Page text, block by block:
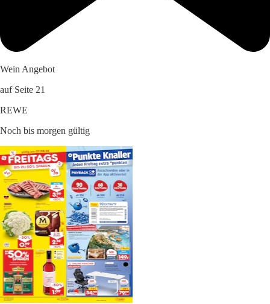
Wein Angebot
auf Seite 21
REWE
Noch bis morgen gültig